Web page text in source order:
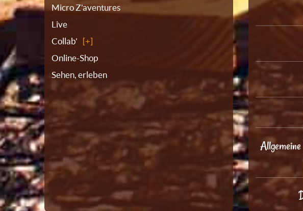
Micro Z'aventures
Live
Collab'
Online-Shop
Sehen, erleben